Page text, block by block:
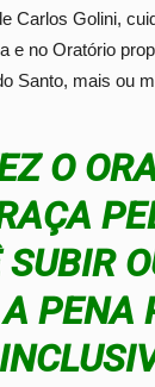
Carlos Golini,
e no Oratório
Santo, mais ou
O
PENA